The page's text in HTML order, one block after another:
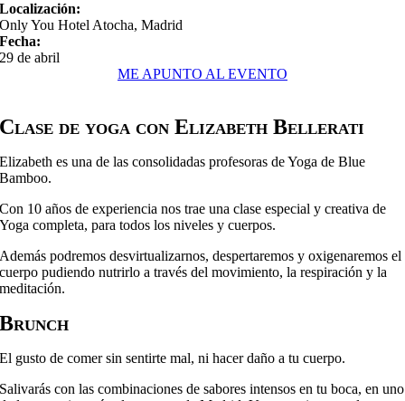
Localización:
Only You Hotel Atocha, Madrid
Fecha:
29 de abril
ME APUNTO AL EVENTO
Clase de yoga con Elizabeth Bellerati
Elizabeth es una de las consolidadas profesoras de Yoga de Blue
Bamboo.
Con 10 años de experiencia nos trae una clase especial y creativa de
Yoga completa, para todos los niveles y cuerpos.
Además podremos desvirtualizarnos, despertaremos y oxigenaremos el
cuerpo pudiendo nutrirlo a través del movimiento, la respiración y la
meditación.
Brunch
El gusto de comer sin sentirte mal, ni hacer daño a tu cuerpo.
Salivarás con las combinaciones de sabores intensos en tu boca, en uno